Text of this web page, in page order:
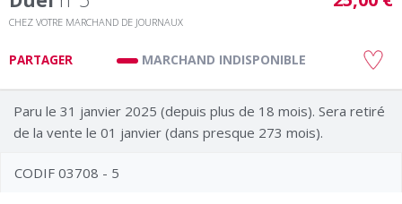
CHEZ VOTRE MARCHAND DE JOURNAUX
PARTAGER MARCHAND INDISPONIBLE
Paru le 31 janvier 2025 (depuis plus de 18 mois). Sera retiré
de la vente le 01 janvier (dans presque 273 mois).
CODIF 03708 - 5